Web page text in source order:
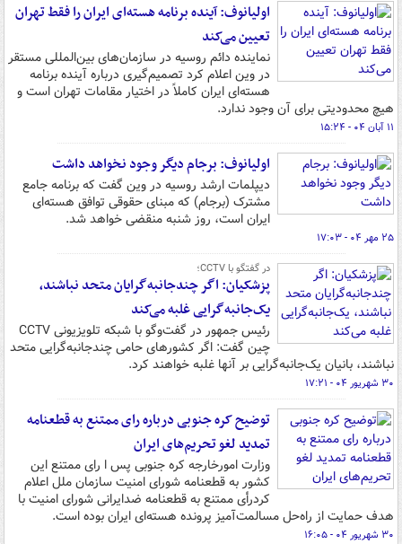
اولیانوف: آینده برنامه هسته‌ای ایران را فقط تهران
تعیین می‌کند
نماینده دائم روسیه در سازمان‌های بین‌المللی مستقر
در وین اعلام کرد تصمیم‌گیری درباره آینده برنامه
هسته‌ای ایران کاملاً در اختیار مقامات تهران است و
هیچ محدودیتی برای آن وجود ندارد.
۱۱ آبان ۰۴ - ۱۵:۲۴
اولیانوف: برجام دیگر وجود نخواهد داشت
دیپلمات ارشد روسیه در وین گفت که برنامه جامع
مشترک ‌(برجام) که مبنای حقوقی توافق هسته‌ای
ایران است، روز شنبه منقضی خواهد شد.
۲۵ مهر ۰۴ - ۱۷:۰۳
در گفتگو با CCTV؛
پزشکیان: اگر چندجانبه‌گرایان متحد نباشند،
یک‌جانبه‌گرایی غلبه می‌کند
رئیس جمهور در گفت‌وگو با شبکه تلویزیونی CCTV
چین گفت: اگر کشورهای حامی چندجانبه‌گرایی متحد
نباشند، بانیان یک‌جانبه‌گرایی بر آنها غلبه خواهند کرد.
۳۰ شهریور ۰۴ - ۱۷:۲۱
توضیح کره جنوبی درباره رای ممتنع به قطعنامه
تمدید لغو تحریم‌های ایران
وزارت امورخارجه کره جنوبی پس ا رای ممتنع این
کشور به قطعنامه شورای امنیت سازمان ملل اعلام
کردرأی ممتنع به قطعنامه ضدایرانی شورای امنیت با
هدف حمایت از راه‌حل مسالمت‌آمیز پرونده هسته‌ای ایران بوده است.
۳۰ شهریور ۰۴ - ۱۶:۰۵